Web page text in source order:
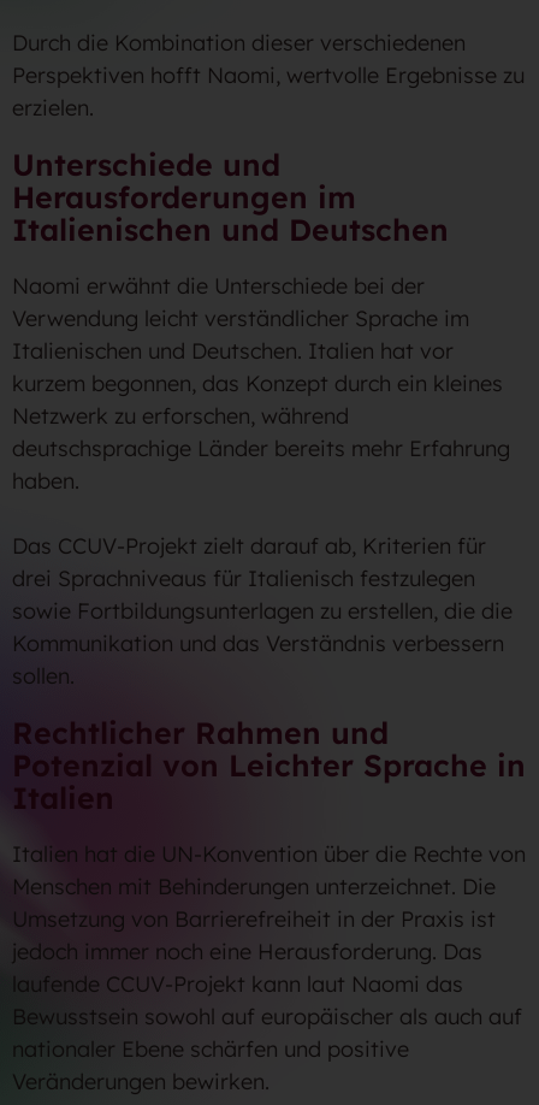
Durch die Kombination dieser verschiedenen
Perspektiven hofft Naomi, wertvolle Ergebnisse zu
erzielen.
Unterschiede und
Herausforderungen im
Italienischen und Deutschen
Naomi erwähnt die Unterschiede bei der
Verwendung leicht verständlicher Sprache im
Italienischen und Deutschen. Italien hat vor
kurzem begonnen, das Konzept durch ein kleines
Netzwerk zu erforschen, während
deutschsprachige Länder bereits mehr Erfahrung
haben.
Das CCUV-Projekt zielt darauf ab, Kriterien für
drei Sprachniveaus für Italienisch festzulegen
sowie Fortbildungsunterlagen zu erstellen, die die
Kommunikation und das Verständnis verbessern
sollen.
Rechtlicher Rahmen und
Potenzial von Leichter Sprache in
Italien
Italien hat die UN-Konvention über die Rechte von
Menschen mit Behinderungen unterzeichnet. Die
Umsetzung von Barrierefreiheit in der Praxis ist
jedoch immer noch eine Herausforderung. Das
laufende CCUV-Projekt kann laut Naomi das
Bewusstsein sowohl auf europäischer als auch auf
nationaler Ebene schärfen und positive
Veränderungen bewirken.